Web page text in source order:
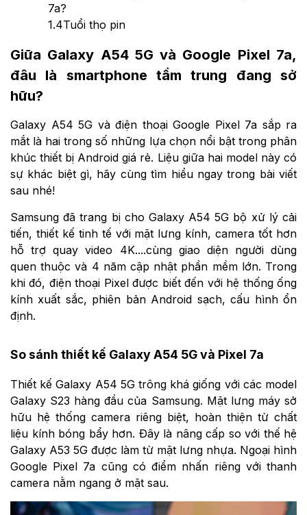
7a?
1.4Tuổi thọ pin
Giữa Galaxy A54 5G và Google Pixel 7a,
đâu là smartphone tầm trung đang sở
hữu?
Galaxy A54 5G và điện thoại Google Pixel 7a sắp ra
mắt là hai trong số những lựa chọn nổi bật trong phân
khúc thiết bị Android giá rẻ. Liệu giữa hai model này có
sự khác biệt gì, hãy cùng tìm hiểu ngay trong bài viết
sau nhé!
Samsung đã trang bị cho Galaxy A54 5G bộ xử lý cải
tiến, thiết kế tinh tế với mặt lưng kính, camera tốt hơn
hỗ trợ quay video 4K....cùng giao diện người dùng
quen thuộc và 4 năm cập nhật phần mềm lớn. Trong
khi đó, điện thoại Pixel được biết đến với hệ thống ống
kính xuất sắc, phiên bản Android sạch, cấu hình ổn
định.
So sánh thiết kế Galaxy A54 5G và Pixel 7a
Thiết kế Galaxy A54 5G trông khá giống với các model
Galaxy S23 hàng đầu của Samsung. Mặt lưng máy sở
hữu hệ thống camera riêng biệt, hoàn thiện từ chất
liệu kính bóng bẩy hơn. Đây là nâng cấp so với thế hệ
Galaxy A53 5G được làm từ mặt lưng nhựa. Ngoại hình
Google Pixel 7a cũng có điểm nhấn riêng với thanh
camera nằm ngang ở mặt sau.